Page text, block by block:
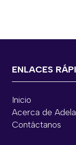
ENLACES
Inicio
Acerca de
Contáctanos